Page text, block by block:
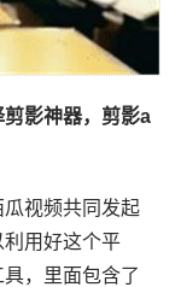
影神器，剪影a
瓜视频共同发起
用好这个平
，里面包含了